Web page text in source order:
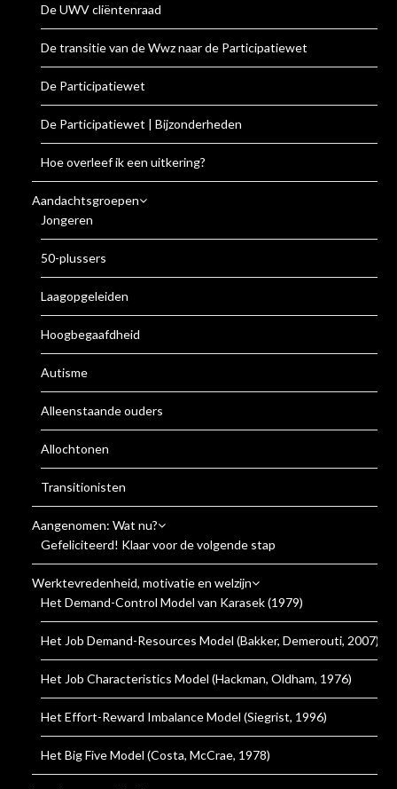
De UWV cliëntenraad
De transitie van de Wwz naar de Participatiewet
De Participatiewet
De Participatiewet | Bijzonderheden
Hoe overleef ik een uitkering?
Aandachtsgroepen
Jongeren
50-plussers
Laagopgeleiden
Hoogbegaafdheid
Autisme
Alleenstaande ouders
Allochtonen
Transitionisten
Aangenomen: Wat nu?
Gefeliciteerd! Klaar voor de volgende stap
Werktevredenheid, motivatie en welzijn
Het Demand-Control Model van Karasek (1979)
Het Job Demand-Resources Model (Bakker, Demerouti, 2007)
Het Job Characteristics Model (Hackman, Oldham, 1976)
Het Effort-Reward Imbalance Model (Siegrist, 1996)
Het Big Five Model (Costa, McCrae, 1978)